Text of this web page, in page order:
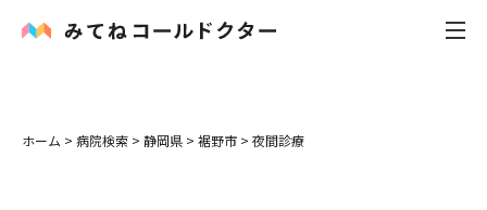
内科
ホーム > 病院検索 > 静岡県 > 裾野市 > 夜間診療